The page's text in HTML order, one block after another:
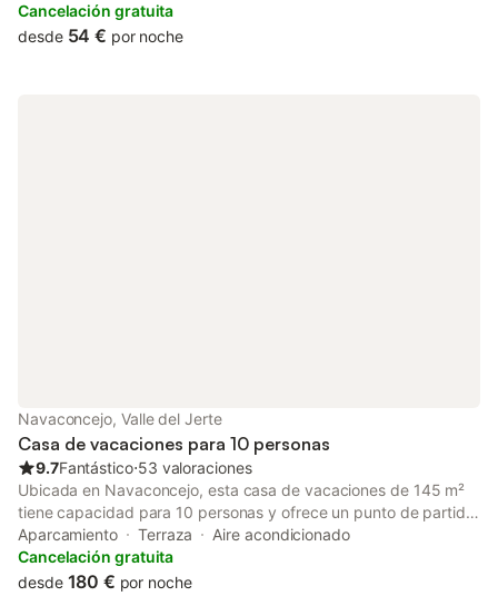
conditioning, free private parking and free WiFi.
Cancelación gratuita
desde 54 € por noche
Navaconcejo, Valle del Jerte
Casa de vacaciones para 10 personas
9.7Fantástico⋅53 valoraciones
Ubicada en Navaconcejo, esta casa de vacaciones de 145 m²
tiene capacidad para 10 personas y ofrece un punto de partida
para explorar el entorno. La propiedad se distribuye en varias
plantas y cuenta con 4 dormitorios, equipados con una
combinación de camas dobles e individuales, además de un
Aparcamiento Terraza
Aire acondicionado
Cancelación gratuita
desde 180 € por noche